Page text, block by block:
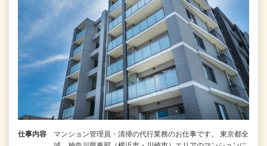
仕事内容
マンション管理員・清掃の代行業務のお仕事です。 東京都全